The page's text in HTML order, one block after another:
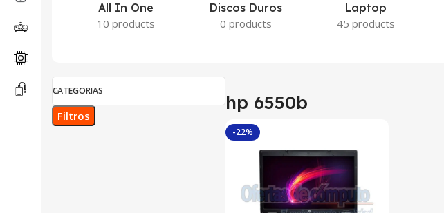
All In One
10 products
Discos Duros
0 products
Laptop
45 products
CATEGORIAS
Filtros
hp 6550b
-22%